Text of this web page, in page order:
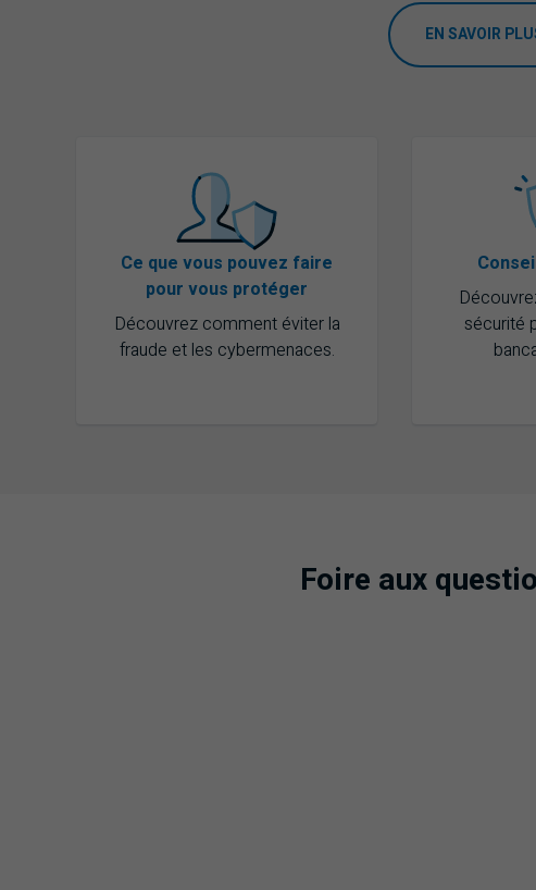
EN SAVOIR
Ce que vous pouvez faire
pour vous protéger
Découvrez comment éviter la
fraude et les cybermenaces.
sécurité
Foire aux